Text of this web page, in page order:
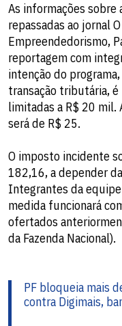
As informações sobre
repassadas ao jornal
Empreendedorismo,
reportagem com
intenção do
transação tributária,
limitadas a R$ 20 mil.
será de R$ 25.
O imposto incidente
182,16, a depender
Integrantes da
medida funcionará
ofertados
da Fazenda Nacional).
PF bloqueia mais
contra Digimais,